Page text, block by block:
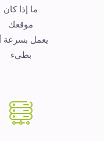
ما إذا كان
موقعك
يعمل بسرعة أم
بطيء